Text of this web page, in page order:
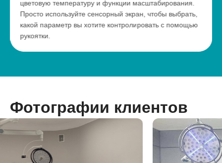
цветовую температуру и функции масштабирования.
Просто используйте сенсорный экран, чтобы выбрать,
какой параметр вы хотите контролировать с помощью
рукоятки.
Фотографии клиентов